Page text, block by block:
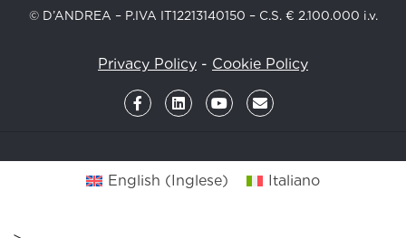
© D’ANDREA – P.IVA IT12213140150 – C.S. € 2.100.000 i.v.
Privacy Policy - Cookie Policy
English (Inglese) Italiano